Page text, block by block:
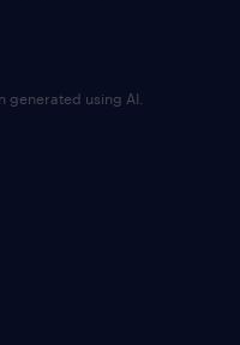
generated using AI.